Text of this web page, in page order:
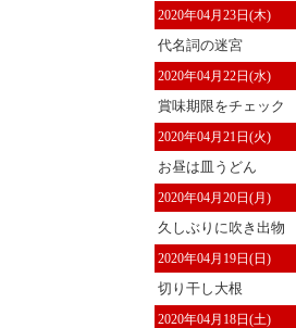
2020年04月23日(木)
代名詞の迷宮
2020年04月22日(水)
賞味期限をチェック
2020年04月21日(火)
お昼は皿うどん
2020年04月20日(月)
久しぶりに吹き出物
2020年04月19日(日)
切り干し大根
2020年04月18日(土)